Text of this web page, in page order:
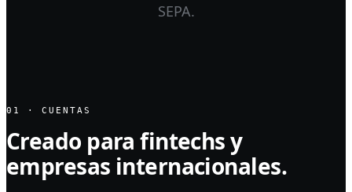
SEPA.
01 · CUENTAS
Creado para fintechs y
empresas internacionales.